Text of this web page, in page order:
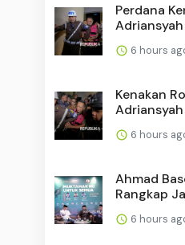
Perdana
Adriansyah
6 hours
Kenakan
Adriansyah
6 hours
Ahmad
Rangkap
6 hours